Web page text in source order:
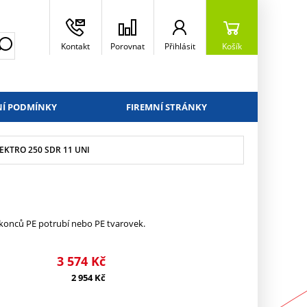
Kontakt Porovnat Přihlásit Košík
PODMÍNKY FIREMNÍ STRÁNKY
250 SDR 11 UNI
PE potrubí nebo PE tvarovek.
3 574 Kč
2 954Kč